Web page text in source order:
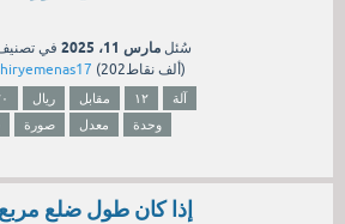
سُئل مارس 11، 2025 في
( 202ألف نقاط)
ريال مقابل ١٢
آلة
صورة معدل
وحدة
إذا كان طول ضلع